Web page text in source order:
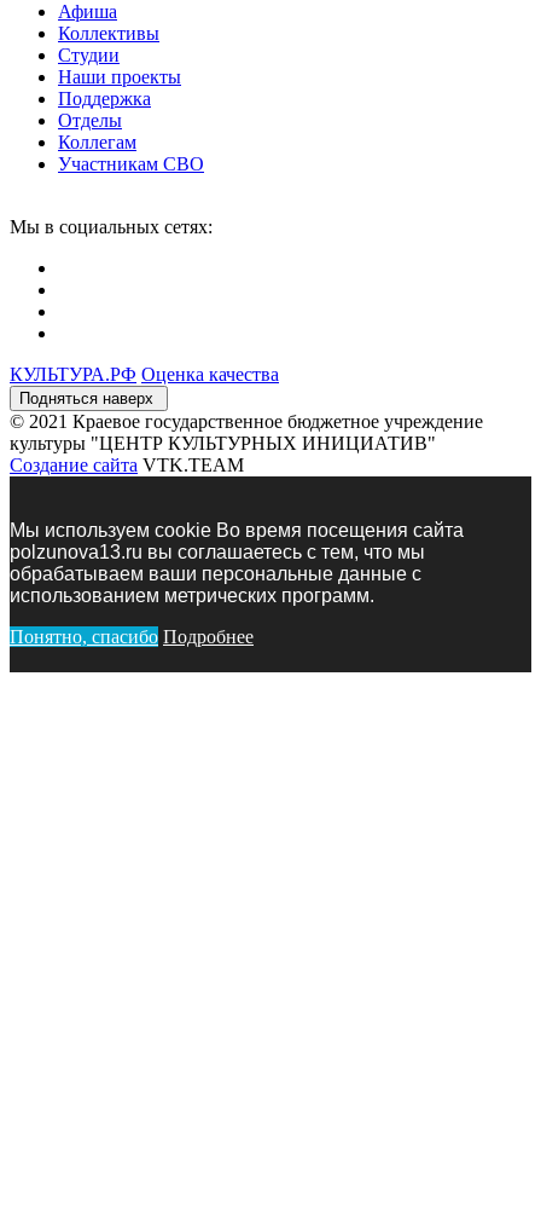
Афиша
Коллективы
Студии
Наши проекты
Поддержка
Отделы
Коллегам
Участникам СВО
Мы в социальных сетях:
КУЛЬТУРА.РФ Оценка качества
Подняться наверх
© 2021 Краевое государственное бюджетное учреждение
культуры "ЦЕНТР КУЛЬТУРНЫХ ИНИЦИАТИВ"
Создание сайта VTK.TEAM
Мы используем сookie Во время посещения сайта
polzunova13.ru вы соглашаетесь с тем, что мы
обрабатываем ваши персональные данные с
использованием метрических программ.
Понятно, спасибо Подробнее